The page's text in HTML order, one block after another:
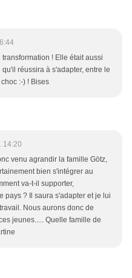
transformation ! Elle était aussi
réussira à s'adapter, entre le
:-) ! Bises
14:20
venu agrandir la famille Götz,
bien s'intégrer au
va-t-il supporter,
pays ? Il saura s'adapter et je lui
Nous aurons donc de
jeunes..... Quelle famille de